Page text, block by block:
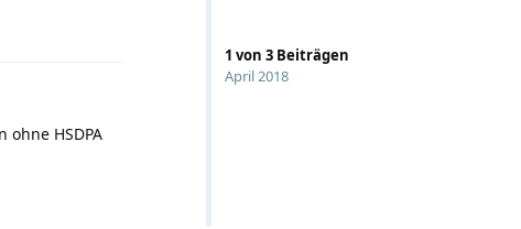
1 von 3 Beiträgen
April 2018
HSDPA